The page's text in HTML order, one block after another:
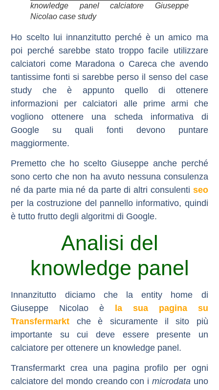
knowledge panel calciatore Giuseppe
Nicolao case study
Ho scelto lui innanzitutto perché è un amico ma
poi perché sarebbe stato troppo facile utilizzare
calciatori come Maradona o Careca che avendo
tantissime fonti si sarebbe perso il senso del case
study che è appunto quello di ottenere
informazioni per calciatori alle prime armi che
vogliono ottenere una scheda informativa di
Google su quali fonti devono puntare
maggiormente.
Premetto che ho scelto Giuseppe anche perché
sono certo che non ha avuto nessuna consulenza
né da parte mia né da parte di altri consulenti seo
per la costruzione del pannello informativo, quindi
è tutto frutto degli algoritmi di Google.
Analisi del
knowledge panel
Innanzitutto diciamo che la entity home di
Giuseppe Nicolao è la sua pagina su
Transfermarkt che è sicuramente il sito più
importante su cui deve essere presente un
calciatore per ottenere un knowledge panel.
Transfermarkt crea una pagina profilo per ogni
calciatore del mondo creando con i microdata uno